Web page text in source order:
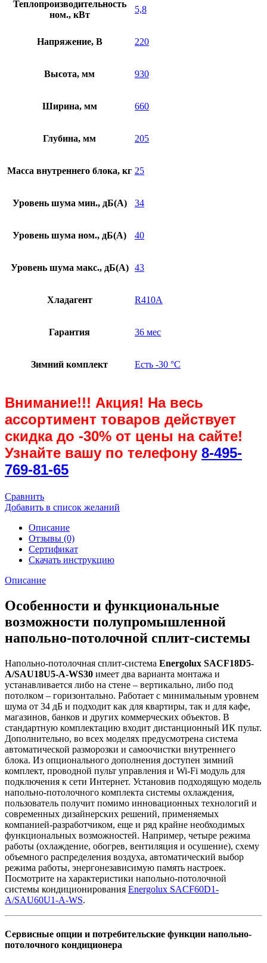
Теплопроизводительность
ном., кВт
5,8
Напряжение, В 220
Высота, мм 930
Ширина, мм 660
Глубина, мм 205
Масса внутреннего блока, кг 25
Уровень шума мин., дБ(А) 34
Уровень шума ном., дБ(А) 40
Уровень шума макс., дБ(А) 43
Хладагент R410A
Гарантия 36 мес
Зимний комплект Есть -30 °С
Внимание!!! Акция! На весь
ассортимент товаров действует
скидка до -30% от цены на сайте!
Узнайте вашу по телефону 8-495-
769-81-65
Сравнить
Добавить в список желаний
Описание
Отзывы (0)
Сертификат
Скачать инструкцию
Описание
Особенности и функциональные
возможности полупромышленной
напольно-потолочной сплит-системы
Напольно-потолочная сплит-система Energolux SACF18D5-
A/SAU18U5-A-WS30 имеет два варианта монтажа и
устанавливается либо на стене – вертикально, либо под
потолком – горизонтально. Работает с минимальным уровнем
шума от 34 дБ и подходит как для квартиры, так и для кафе,
магазинов, банков и других коммерческих объектов. В
стандартную комплектацию входит дистанционный ИК пульт.
Дополнительно, во всех моделях предусмотрена система
автоматической разморозки и самоочистки внутреннего
блока. Из опционального дополнения доступен зимний
комплект, проводной пульт управления и Wi-Fi модуль для
подключения к сети Интернет. Установив подходящую модель
напольно-потолочного комплекта системы охлаждения,
пользователь получит помимо инновационных технологий и
современных дизайнерских решений, применяемых
компанией-разработчиком, еще и ряд крайне необходимых
функциональных возможностей. Например, четыре режима
работы (охлаждение, обогрев, вентиляция и осушение), схему
объемного распределения воздуха, автоматический выбор
режима работы, энергонезависимую память настроек.
Посмотрите на характеристики напольно-потолочной
системы кондиционирования Energolux SACF60D1-
A/SAU60U1-A-WS.
Сервисные опции и потребительские функции напольно-
потолочного кондиционера